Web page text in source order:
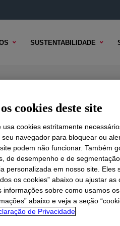
SUSTENTABILIDADE
TÉCNICO OPÇÕES DE AMOSTRA
cookies deste site
usa cookies estritamente
navegador para bloquear ou
podem não funcionar. Também
de desempenho e de
personalizada em nosso site. Eles
os cookies” abaixo ou ajustar
informações sobre como usamos
abaixo e veja a seção
de Privacidade